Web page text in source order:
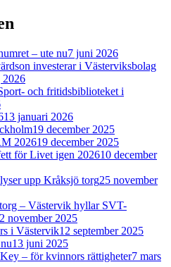
– ute nu7 juni 2026
investerar i Västerviksbolag
2026
och fritidsbiblioteket i
13 januari 2026
19 december 2025
202619 december 2025
för Livet igen 202610 december
upp Kråksjö torg25 november
– Västervik hyllar SVT-
november 2025
i Västervik12 september 2025
13 juni 2025
– för kvinnors rättigheter7 mars